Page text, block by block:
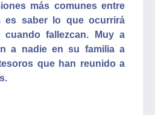
más comunes entre
es saber lo que ocurrirá
fallezcan. Muy a
a nadie en su familia a
que han reunido a